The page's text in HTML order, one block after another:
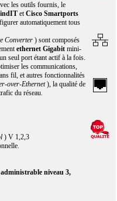
les outils fournis, le
etCisco Smartports
automatiquement tous
Converter ) sont composés
ethernet Gigabit mini-
seul port étant actif à la fois.
les communications,
fil, et autres fonctionnalités
over-Ethernet), la qualité de
du réseau.
) V 1,2,3
administrable niveau 3,